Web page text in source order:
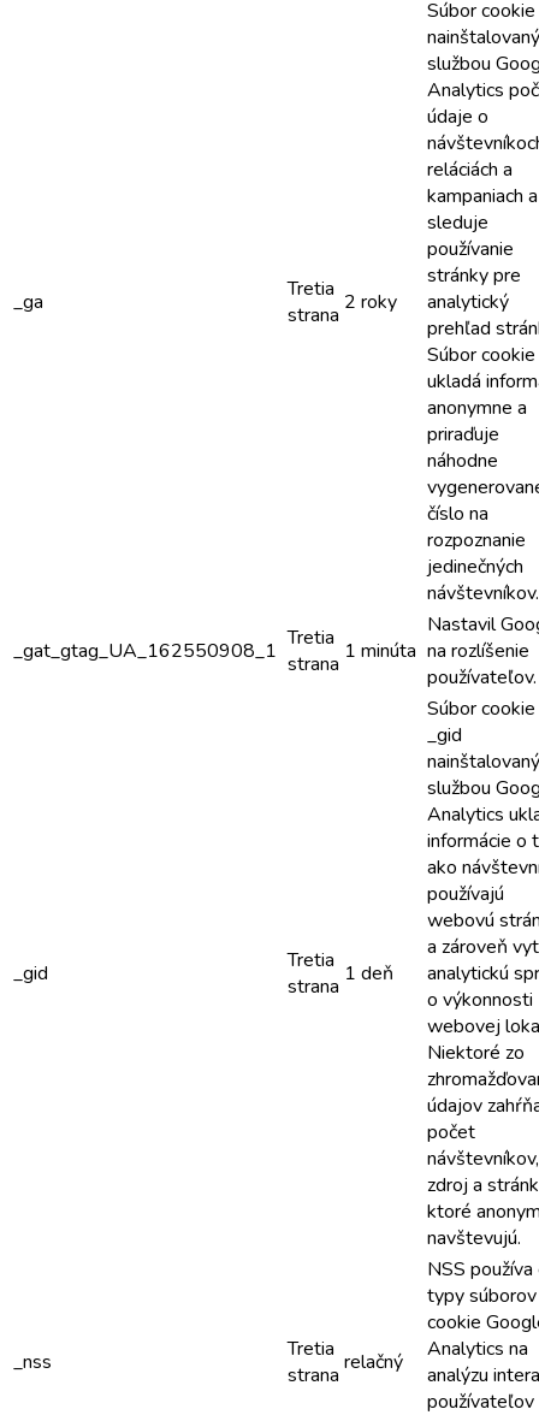
_ga
Tretia
strana 2 roky
Súbor
nainštalovaný
službou
Analytics
údaje o
reláciách a
kampaniach
sleduje
používanie
stránky pre
analytický
prehľad
Súbor cookie
ukladá
anonymne a
priraďuje
náhodne
číslo na
rozpoznanie
jedinečných
návštevníkov.
_gat_gtag_UA_162550908_1 Tretia
strana 1 minúta
Nastavil
na rozlíšenie
používateľov.
_gid
Tretia
strana 1 deň
Súbor cookie
_gid
nainštalovaný
službou
Analytics
informácie o
ako
používajú
webovú
a zároveň
analytickú
o výkonnosti
webovej
Niektoré zo
údajov
počet
zdroj a
ktoré
navštevujú.
_nss
Tretia
strana relačný
NSS používa
typy súborov
cookie
Analytics na
analýzu
používateľov